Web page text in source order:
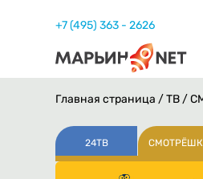
+7 (495) 363 - 2626
Главная страница /ТВ /
24ТВ